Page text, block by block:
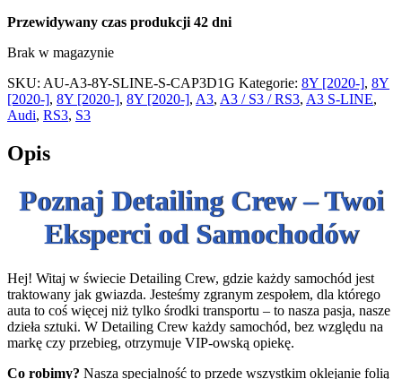
Przewidywany czas produkcji 42 dni
Brak w magazynie
SKU: AU-A3-8Y-SLINE-S-CAP3D1G Kategorie: 8Y [2020-], 8Y
[2020-], 8Y [2020-], 8Y [2020-], A3, A3 / S3 / RS3, A3 S-LINE,
Audi, RS3, S3
Opis
Poznaj Detailing Crew – Twoi
Eksperci od Samochodów
Hej! Witaj w świecie Detailing Crew, gdzie każdy samochód jest
traktowany jak gwiazda. Jesteśmy zgranym zespołem, dla którego
auta to coś więcej niż tylko środki transportu – to nasza pasja, nasze
dzieła sztuki. W Detailing Crew każdy samochód, bez względu na
markę czy przebieg, otrzymuje VIP-owską opiekę.
Co robimy? Nasza specjalność to przede wszystkim oklejanie folią